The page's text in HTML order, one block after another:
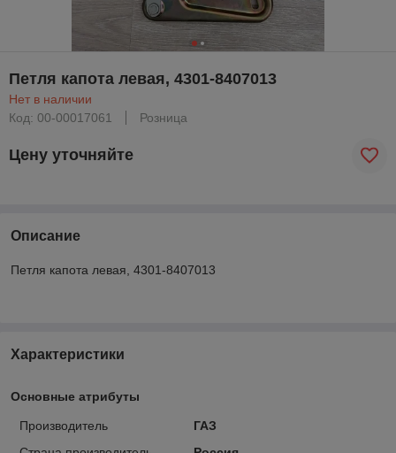
Петля капота левая, 4301-8407013
Нет в наличии
Код: 00-00017061
Розница
Цену уточняйте
Описание
Петля капота левая, 4301-8407013
Характеристики
Основные атрибуты
Производитель
ГАЗ